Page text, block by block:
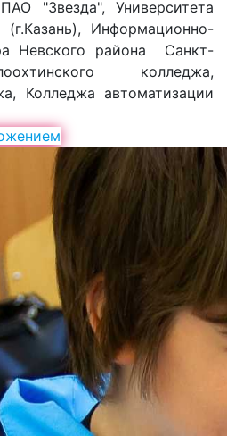
"Звезда", Университета
Информационно-
Невского района Санкт-
колледжа,
Колледжа автоматизации